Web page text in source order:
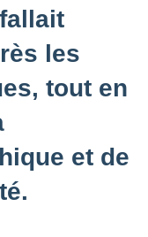
les
tout en
et de